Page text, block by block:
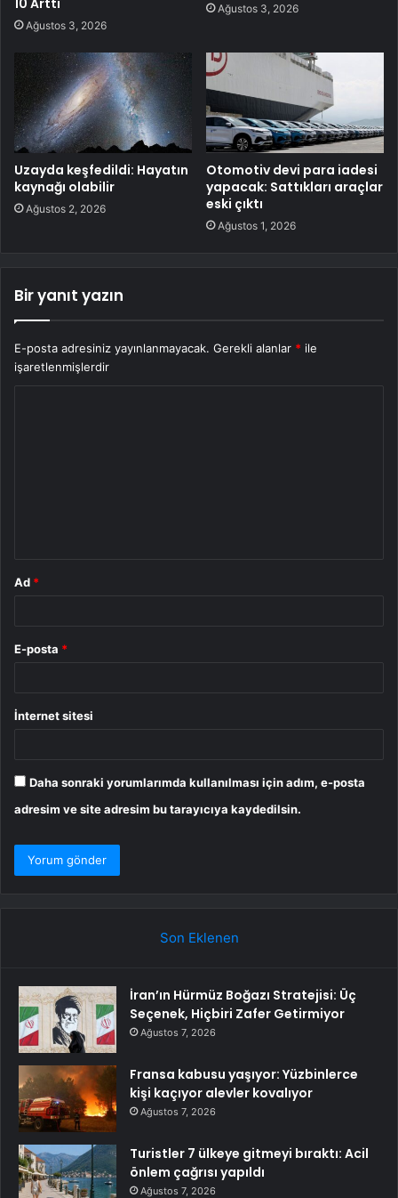
Ağustos 3, 2026
Ağustos 3, 2026
Uzayda keşfedildi: Hayatın
kaynağı olabilir
Ağustos 2, 2026
Otomotiv devi para iadesi
yapacak: Sattıkları araçlar
eski çıktı
Ağustos 1, 2026
Bir yanıt yazın
E-posta adresiniz yayınlanmayacak. Gerekli alanlar * ile
işaretlenmişlerdir
Ad *
E-posta *
İnternet sitesi
Daha sonraki yorumlarımda kullanılması için adım, e-posta
adresim ve site adresim bu tarayıcıya kaydedilsin.
Son Eklenen
İran’ın Hürmüz Boğazı Stratejisi: Üç
Seçenek, Hiçbiri Zafer Getirmiyor
Ağustos 7, 2026
Fransa kabusu yaşıyor: Yüzbinlerce
kişi kaçıyor alevler kovalıyor
Ağustos 7, 2026
Turistler 7 ülkeye gitmeyi bıraktı: Acil
önlem çağrısı yapıldı
Ağustos 7, 2026